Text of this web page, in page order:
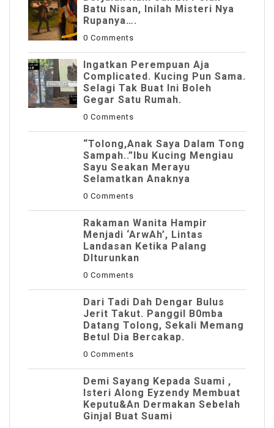
Batu Nisan, Inilah Misteri Nya
Rupanya….
0 Comments
Ingatkan Perempuan Aja
Complicated. Kucing Pun Sama.
Selagi Tak Buat Ini Boleh
Gegar Satu Rumah.
0 Comments
“Tolong,Anak Saya Dalam Tong
Sampah..”Ibu Kucing Mengiau
Sayu Seakan Merayu
Selamatkan Anaknya
0 Comments
Rakaman Wanita Hampir
Menjadi ‘ArwAh’, Lintas
Landasan Ketika Palang
DIturunkan
0 Comments
Dari Tadi Dah Dengar Bulus
Jerit Takut. Panggil B0mba
Datang Tolong, Sekali Memang
Betul Dia Bercakap.
0 Comments
Demi Sayang Kepada Suami ,
Isteri Along Eyzendy Membuat
Keputu&an Dermakan Sebelah
Ginjal Buat Suami